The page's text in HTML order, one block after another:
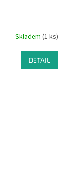
Skladem (1 ks)
DETAIL